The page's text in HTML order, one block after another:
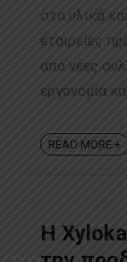
στα υλικά
εταιρείες
από νέες
εργονομία και
READ MORE +
Η